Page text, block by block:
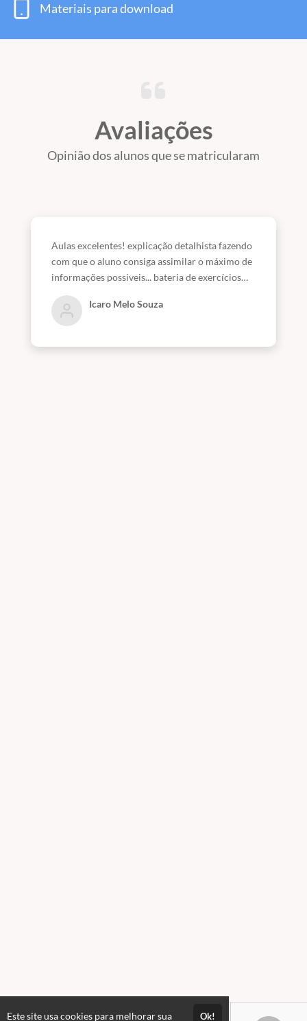
Materiais para download
Avaliações
Opinião dos alunos que se matricularam
Aulas excelentes! explicação detalhista fazendo
com que o aluno consiga assimilar o máximo de
informações possiveis... bateria de exercícios
comentados também ajuda bastante como guia
de como são cobrados os conteúdos do edital.
fica meu agradecimento ao professor pela
Icaro Melo Souza
Este site usa cookies para melhorar sua
Ok!